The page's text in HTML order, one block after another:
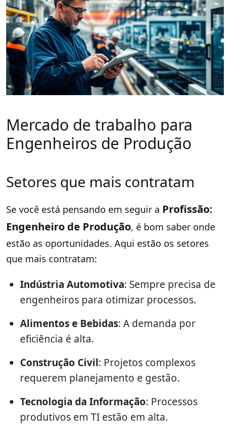
Mercado de trabalho para
Engenheiros de Produção
Setores que mais contratam
Se você está pensando em seguir a Profissão:
Engenheiro de Produção, é bom saber onde
estão as oportunidades. Aqui estão os setores
que mais contratam:
Indústria Automotiva: Sempre precisa de
engenheiros para otimizar processos.
Alimentos e Bebidas: A demanda por
eficiência é alta.
Construção Civil: Projetos complexos
requerem planejamento e gestão.
Tecnologia da Informação: Processos
produtivos em TI estão em alta.